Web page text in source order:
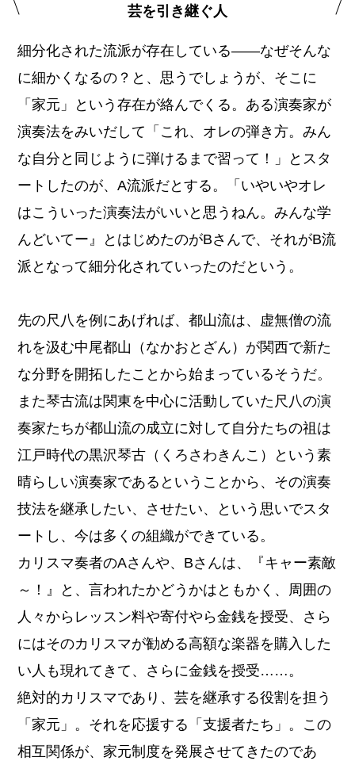
芸を引き継ぐ人
細分化された流派が存在している――なぜそんな
に細かくなるの？と、思うでしょうが、そこに
「家元」という存在が絡んでくる。ある演奏家が
演奏法をみいだして「これ、オレの弾き方。みん
な自分と同じように弾けるまで習って！」とスタ
ートしたのが、A流派だとする。「いやいやオレ
はこういった演奏法がいいと思うねん。みんな学
んどいてー』とはじめたのがBさんで、それがB流
派となって細分化されていったのだという。
先の尺八を例にあげれば、都山流は、虚無僧の流
れを汲む中尾都山（なかおとざん）が関西で新た
な分野を開拓したことから始まっているそうだ。
また琴古流は関東を中心に活動していた尺八の演
奏家たちが都山流の成立に対して自分たちの祖は
江戸時代の黒沢琴古（くろさわきんこ）という素
晴らしい演奏家であるということから、その演奏
技法を継承したい、させたい、という思いでスタ
ートし、今は多くの組織ができている。
カリスマ奏者のAさんや、Bさんは、『キャー素敵
～！』と、言われたかどうかはともかく、周囲の
人々からレッスン料や寄付やら金銭を授受、さら
にはそのカリスマが勧める高額な楽器を購入した
い人も現れてきて、さらに金銭を授受……。
絶対的カリスマであり、芸を継承する役割を担う
「家元」。それを応援する「支援者たち」。この
相互関係が、家元制度を発展させてきたのであ